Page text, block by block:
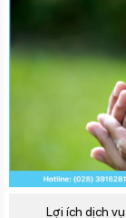
Lợi ích dịch